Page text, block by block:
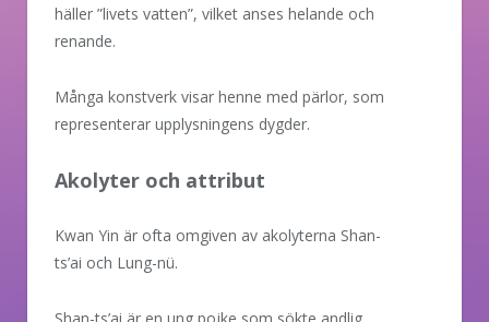
häller ”livets vatten”, vilket anses helande och
renande.
Många konstverk visar henne med pärlor, som
representerar upplysningens dygder.
Akolyter och attribut
Kwan Yin är ofta omgiven av akolyterna Shan-
ts’ai och Lung-nü.